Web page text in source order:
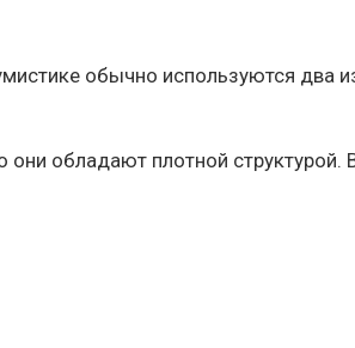
обычно используются два
обладают плотной структурой.